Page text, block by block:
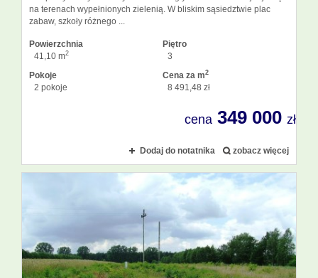
na terenach wypełnionych zielenią. W bliskim sąsiedztwie plac
zabaw, szkoły różnego ...
Powierzchnia
41,10 m2
Piętro
3
Pokoje
2 pokoje
Cena za m2
8 491,48 zł
cena 349 000 zł
Dodaj do notatnika zobacz więcej